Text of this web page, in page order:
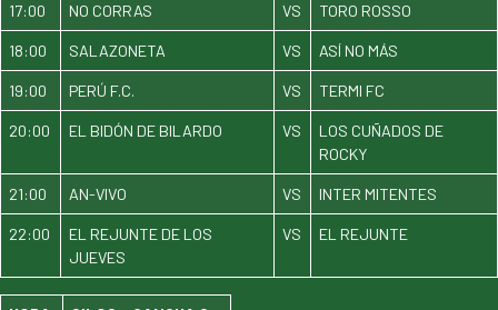
17:00 NO CORRAS VS TORO ROSSO
18:00 SALAZONETA VS ASÍ NO MÁS
19:00 PERÚ F.C. VS TERMI FC
20:00 EL BIDÓN DE BILARDO VS
LOS CUÑADOS DE
ROCKY
21:00 AN-VIVO VS INTER MITENTES
22:00
EL REJUNTE DE LOS
JUEVES
VS EL REJUNTE